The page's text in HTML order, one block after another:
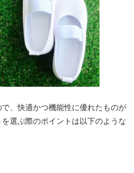
で、快適かつ機能性に優れたものが
選ぶ際のポイントは以下のような